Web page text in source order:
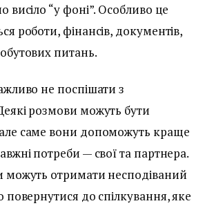
висіло “у фоні”. Особливо це
роботи, фінансів, документів,
питань.
не поспішати з
розмови можуть бути
саме вони допоможуть краще
потреби — свої та партнера.
можуть отримати несподіваний
повернутися до спілкування, яке